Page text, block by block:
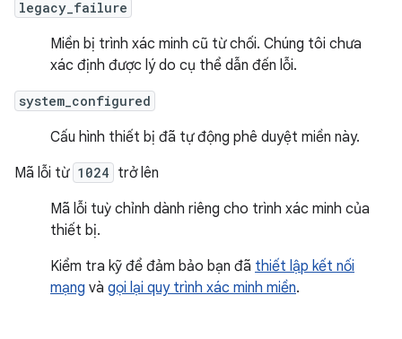
legacy_failure
Miền bị trình xác minh cũ từ chối. Chúng tôi chưa
xác định được lý do cụ thể dẫn đến lỗi.
system_configured
Cấu hình thiết bị đã tự động phê duyệt miền này.
Mã lỗi từ 1024 trở lên
Mã lỗi tuỳ chỉnh dành riêng cho trình xác minh của
thiết bị.
Kiểm tra kỹ để đảm bảo bạn đã thiết lập kết nối
mạng và gọi lại quy trình xác minh miền.